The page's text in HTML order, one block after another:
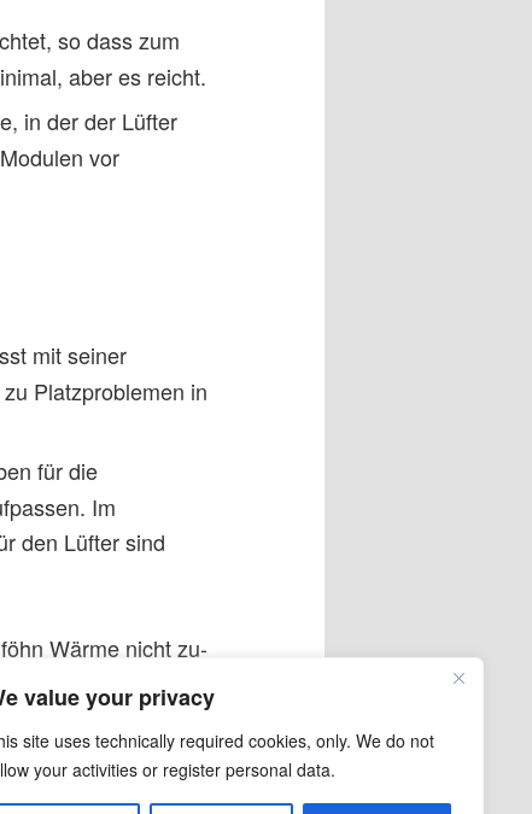
value your privacy
site uses technically required cookies, only. We do not
your activities or register personal data.
so dass zum
aber es reicht.
in der der Lüfter
vor
mit seiner
Platzproblemen in
für die
Im
den Lüfter sind
Wärme nicht zu-